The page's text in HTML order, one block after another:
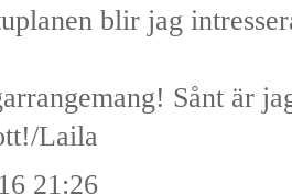
blir jag
Sånt är
Laila
21:26